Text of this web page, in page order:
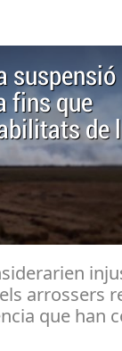
fins que
de
arrossers
que han